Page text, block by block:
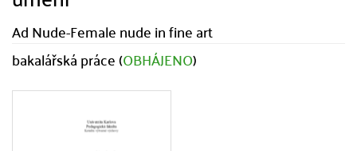
Ad Nude-Female nude in fine art
bakalářská práce (OBHÁJENO)